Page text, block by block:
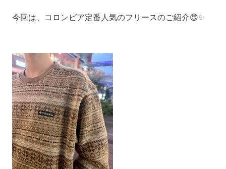
今回は、コロンビア定番人気のフリースのご紹介😍✨